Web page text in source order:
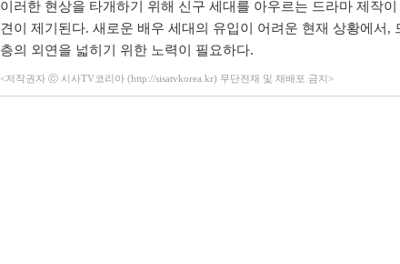
이러한 현상을 타개하기 위해 신구 세대를 아우르는 드라마 제작이
견이 제기된다. 새로운 배우 세대의 유입이 어려운 현재 상황에서,
층의 외연을 넓히기 위한 노력이 필요하다.
<저작권자 ⓒ 시사TV코리아 (http://sisatvkorea.kr) 무단전재 및 재배포 금지>